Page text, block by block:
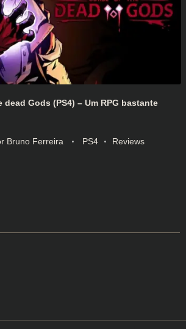
dead Gods (PS4) – Um RPG bastante
Bruno Ferreira PS4 Reviews